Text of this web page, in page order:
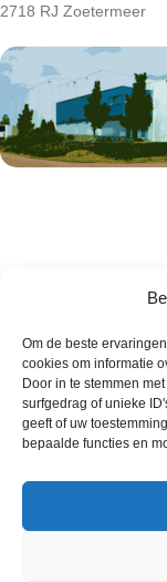
Om de beste
cookies om informatie
Door in te stemmen
surfgedrag of unieke
geeft of uw
bepaalde functies en
2718 RJ Zoetermeer
Wie zijn wij
Contact met onze
Klantenservice
Annuleer &